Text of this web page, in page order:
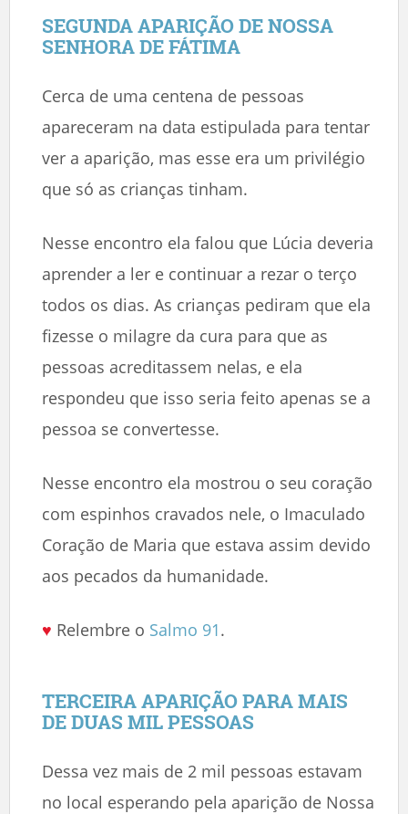
SEGUNDA APARIÇÃO DE NOSSA
SENHORA DE FÁTIMA
Cerca de uma centena de pessoas
apareceram na data estipulada para tentar
ver a aparição, mas esse era um privilégio
que só as crianças tinham.
Nesse encontro ela falou que Lúcia deveria
aprender a ler e continuar a rezar o terço
todos os dias. As crianças pediram que ela
fizesse o milagre da cura para que as
pessoas acreditassem nelas, e ela
respondeu que isso seria feito apenas se a
pessoa se convertesse.
Nesse encontro ela mostrou o seu coração
com espinhos cravados nele, o Imaculado
Coração de Maria que estava assim devido
aos pecados da humanidade.
♥ Relembre o Salmo 91.
TERCEIRA APARIÇÃO PARA MAIS
DE DUAS MIL PESSOAS
Dessa vez mais de 2 mil pessoas estavam
no local esperando pela aparição de Nossa